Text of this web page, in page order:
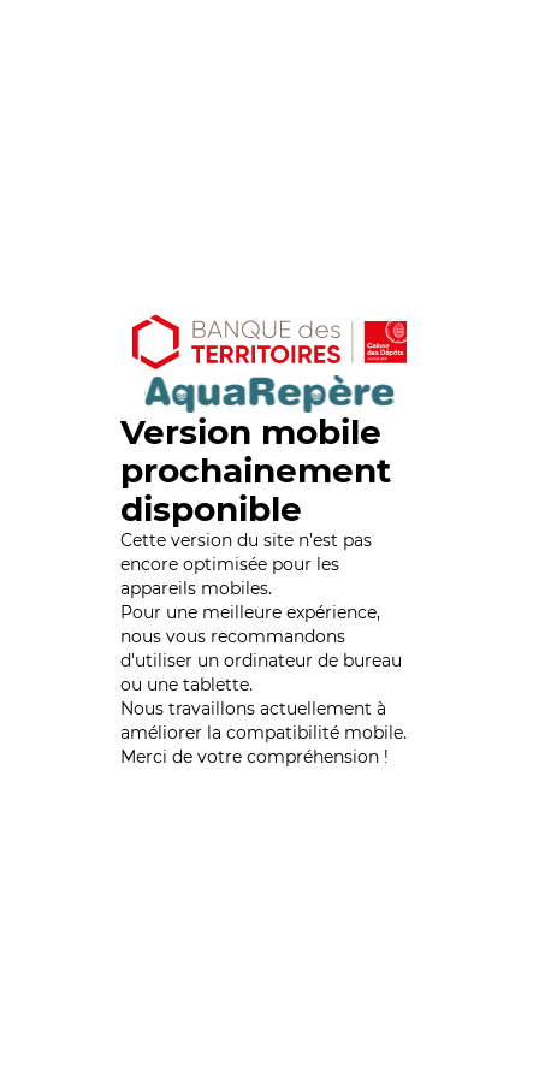
Version mobile
prochainement
disponible
Cette version du site n’est pas
encore optimisée pour les
appareils mobiles.
Pour une meilleure expérience,
nous vous recommandons
d'utiliser un ordinateur de bureau
ou une tablette.
Nous travaillons actuellement à
améliorer la compatibilité mobile.
Merci de votre compréhension !